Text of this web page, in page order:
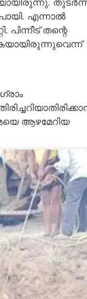
എന്നാൽ
പിന്നീട് തന്റെ
ആഴമേറിയ